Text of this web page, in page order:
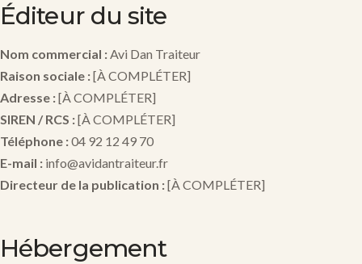
Éditeur du site
Nom commercial :Avi Dan Traiteur
Raison sociale :[À COMPLÉTER]
Adresse :[À COMPLÉTER]
SIREN / RCS :[À COMPLÉTER]
Téléphone :04 92 12 49 70
E-mail : info@avidantraiteur.fr
Directeur de la publication :[À COMPLÉTER]
Hébergement